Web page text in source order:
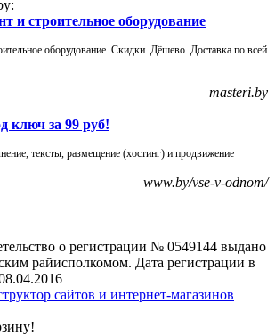
и строительное оборудование
оборудование. Скидки. Дёшево. Доставка по всей
masteri.by
ключ за 99 руб!
тексты, размещение (хостинг) и продвижение
www.by/vse-v-odnom/
о регистрации № 0549144 выдано
райисполкомом. Дата регистрации в